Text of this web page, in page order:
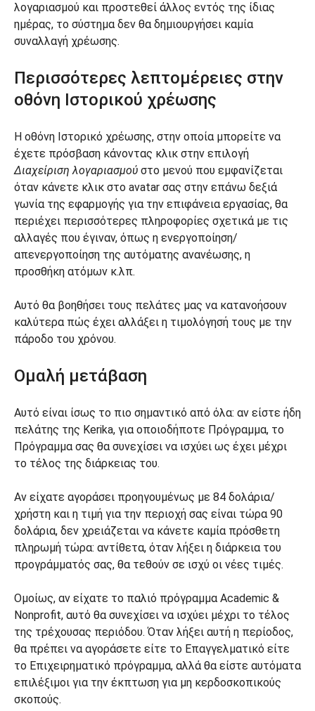
λογαριασμού και προστεθεί άλλος εντός της ίδιας
ημέρας, το σύστημα δεν θα δημιουργήσει καμία
συναλλαγή χρέωσης.
Περισσότερες λεπτομέρειες στην
οθόνη Ιστορικού χρέωσης
Η οθόνη Ιστορικό χρέωσης, στην οποία μπορείτε να
έχετε πρόσβαση κάνοντας κλικ στην επιλογή
Διαχείριση λογαριασμού στο μενού που εμφανίζεται
όταν κάνετε κλικ στο avatar σας στην επάνω δεξιά
γωνία της εφαρμογής για την επιφάνεια εργασίας, θα
περιέχει περισσότερες πληροφορίες σχετικά με τις
αλλαγές που έγιναν, όπως η ενεργοποίηση/
απενεργοποίηση της αυτόματης ανανέωσης, η
προσθήκη ατόμων κ.λπ.
Αυτό θα βοηθήσει τους πελάτες μας να κατανοήσουν
καλύτερα πώς έχει αλλάξει η τιμολόγησή τους με την
πάροδο του χρόνου.
Ομαλή μετάβαση
Αυτό είναι ίσως το πιο σημαντικό από όλα: αν είστε ήδη
πελάτης της Kerika, για οποιοδήποτε Πρόγραμμα, το
Πρόγραμμα σας θα συνεχίσει να ισχύει ως έχει μέχρι
το τέλος της διάρκειας του.
Αν είχατε αγοράσει προηγουμένως με 84 δολάρια/
χρήστη και η τιμή για την περιοχή σας είναι τώρα 90
δολάρια, δεν χρειάζεται να κάνετε καμία πρόσθετη
πληρωμή τώρα: αντίθετα, όταν λήξει η διάρκεια του
προγράμματός σας, θα τεθούν σε ισχύ οι νέες τιμές.
Ομοίως, αν είχατε το παλιό πρόγραμμα Academic &
Nonprofit, αυτό θα συνεχίσει να ισχύει μέχρι το τέλος
της τρέχουσας περιόδου. Όταν λήξει αυτή η περίοδος,
θα πρέπει να αγοράσετε είτε το Επαγγελματικό είτε
το Επιχειρηματικό πρόγραμμα, αλλά θα είστε αυτόματα
επιλέξιμοι για την έκπτωση για μη κερδοσκοπικούς
σκοπούς.